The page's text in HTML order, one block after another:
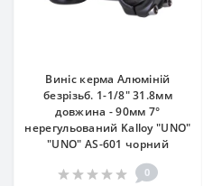
Виніс керма Алюмiнiй
безрізьб. 1-1/8" 31.8мм
довжина - 90мм 7°
нерегульований Kalloy "UNO"
"UNO" AS-601 чорний
0